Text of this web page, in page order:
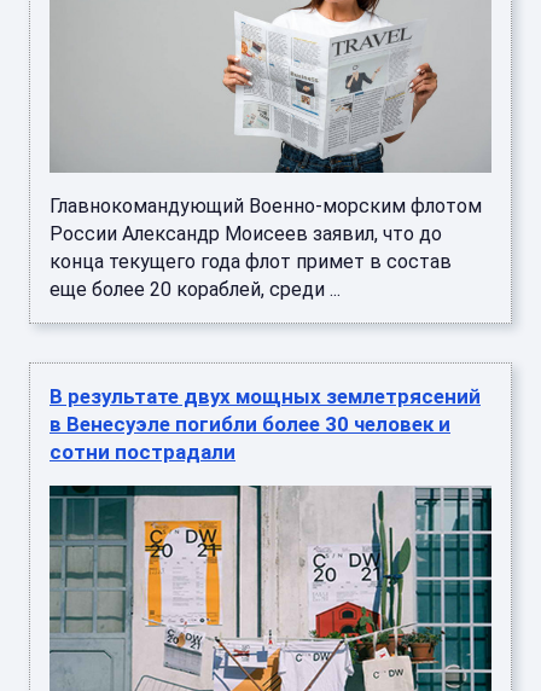
Главнокомандующий Военно-морским флотом
России Александр Моисеев заявил, что до
конца текущего года флот примет в состав
еще более 20 кораблей, среди ...
В результате двух мощных землетрясений
в Венесуэле погибли более 30 человек и
сотни пострадали